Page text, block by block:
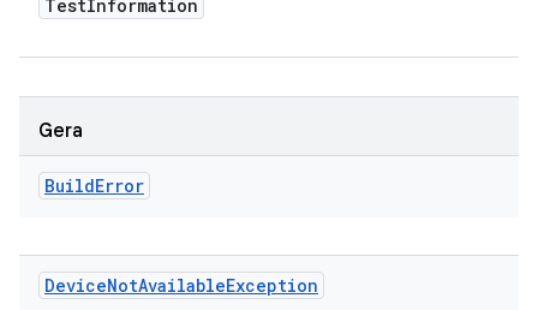
TestInformation
Gera
BuildError
DeviceNotAvailableException